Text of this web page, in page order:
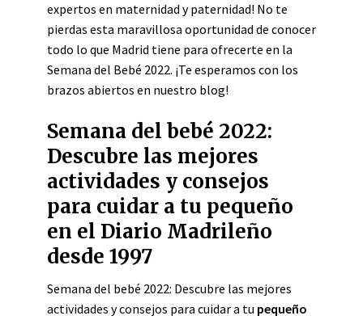
expertos en maternidad y paternidad! No te
pierdas esta maravillosa oportunidad de conocer
todo lo que Madrid tiene para ofrecerte en la
Semana del Bebé 2022. ¡Te esperamos con los
brazos abiertos en nuestro blog!
Semana del bebé 2022:
Descubre las mejores
actividades y consejos
para cuidar a tu pequeño
en el Diario Madrileño
desde 1997
Semana del bebé 2022: Descubre las mejores
actividades y consejos para cuidar a tu pequeño